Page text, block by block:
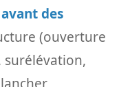
avant des
(ouverture